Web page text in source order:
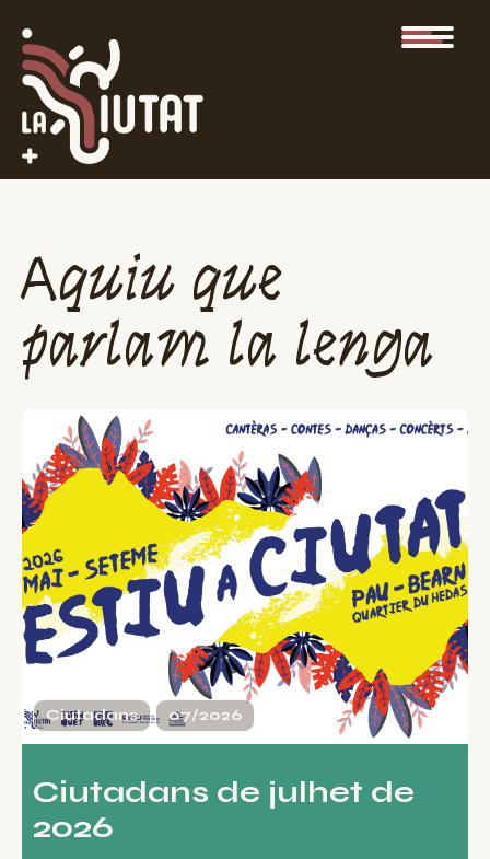
Aquiu que
parlam la lenga
Ciutadans 07/2026
Ciutadans de julhet de
2026